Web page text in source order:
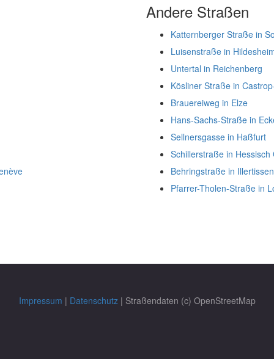
Andere Straßen
Katternberger Straße in
Luisenstraße in
Untertal in Reichenberg
Kösliner Straße in
Brauereiweg in Elze
Hans-Sachs-Straße in
Sellnersgasse in Haßfurt
Schillerstraße in Hessisch
Behringstraße in Illertissen
Pfarrer-Tholen-Straße in
Impressum | Datenschutz| Straßendaten (c) OpenStreetMap